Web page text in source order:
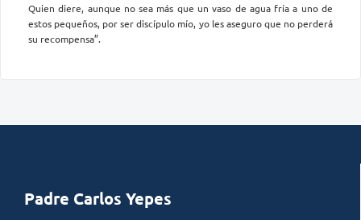
Quien diere, aunque no sea más que un vaso de agua fría a uno de
estos pequeños, por ser discípulo mío, yo les aseguro que no perderá
su recompensa”.
Padre Carlos Yepes